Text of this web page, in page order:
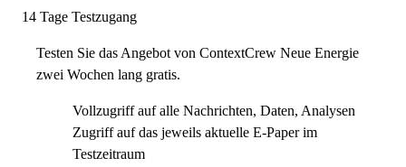
14 Tage Testzugang
Testen Sie das Angebot von ContextCrew Neue Energie
zwei Wochen lang gratis.
Vollzugriff auf alle Nachrichten, Daten, Analysen
Zugriff auf das jeweils aktuelle E-Paper im
Testzeitraum